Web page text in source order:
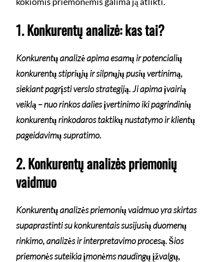
1. Konkurentų analizė: kas tai?
Konkurentų analizė apima esamų ir potencialių
konkurentų stipriųjų ir silpnųjų pusių vertinimą,
siekiant pagrįsti verslo strategiją. Ji apima įvairią
veiklą – nuo rinkos dalies įvertinimo iki pagrindinių
konkurentų rinkodaros taktikų nustatymo ir klientų
pageidavimų supratimo.
2. Konkurentų analizės priemonių
vaidmuo
Konkurentų analizės priemonių vaidmuo yra skirtas
supaprastinti su konkurentais susijusių duomenų
rinkimo, analizės ir interpretavimo procesą. Šios
priemonės suteikia įmonėms naudingų įžvalgų,